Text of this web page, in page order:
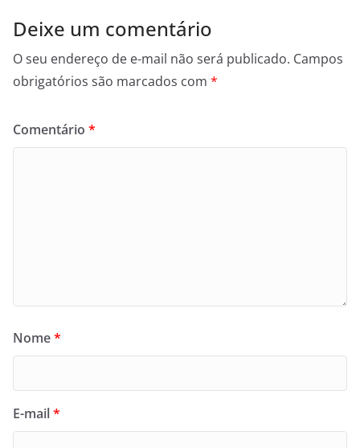
Deixe um comentário
O seu endereço de e-mail não será publicado. Campos
obrigatórios são marcados com *
Comentário *
Nome*
E-mail*